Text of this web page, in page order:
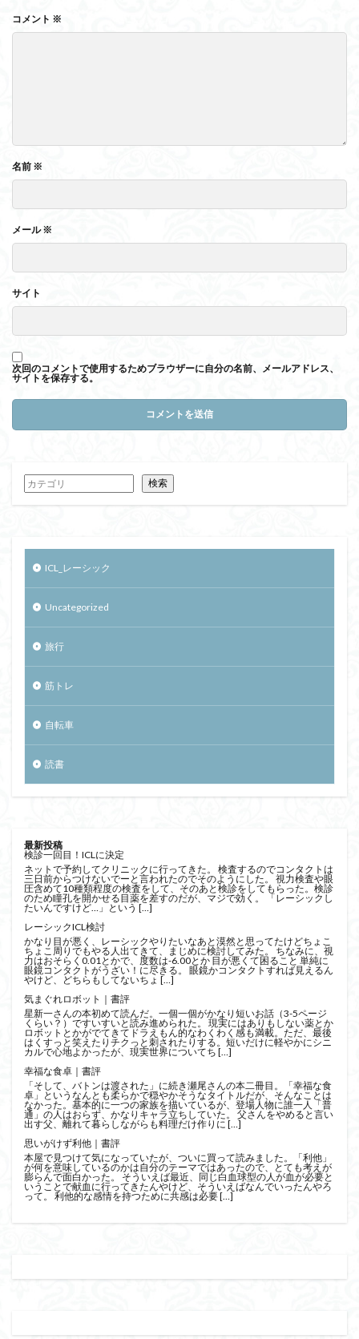
コメント ※
名前 ※
メール※
サイト
次回のコメントで使用するためブラウザーに自分の名前、メールアドレス、
サイトを保存する。
検索
ICL_レーシック
Uncategorized
旅行
筋トレ
自転車
読書
最新投稿
検診一回目！ICLに決定
ネットで予約してクリニックに行ってきた。 検査するのでコンタクトは
三日前からつけないでーと言われたのでそのようにした。 視力検査や眼
圧含めて10種類程度の検査をして、そのあと検診をしてもらった。検診
のため瞳孔を開かせる目薬を差すのだが、マジで効く。 「レーシックし
たいんですけど…」という […]
レーシックICL検討
かなり目が悪く、レーシックやりたいなあと漠然と思ってたけどちょこ
ちょこ周りでもやる人出てきて、まじめに検討してみた。 ちなみに、視
力はおそらく0.01とかで、度数は-6.00とか 目が悪くて困ること 単純に
眼鏡コンタクトがうざい！に尽きる。 眼鏡かコンタクトすれば見えるん
やけど、どちらもしてないちょ […]
気まぐれロボット｜書評
星新一さんの本初めて読んだ。一個一個がかなり短いお話（3-5ページ
くらい？）ですいすいと読み進められた。 現実にはありもしない薬とか
ロボットとかがでてきてドラえもん的なわくわく感も満載。ただ、最後
はくすっと笑えたりチクっと刺されたりする。短いだけに軽やかにシニ
カルで心地よかったが、現実世界についてち […]
幸福な食卓｜書評
「そして、バトンは渡された」に続き瀬尾さんの本二冊目。「幸福な食
卓」というなんとも柔らかで穏やかそうなタイトルだが、そんなことは
なかった。基本的に一つの家族を描いているが、登場人物に誰一人「普
通」の人はおらず、かなりキャラ立ちしていた。 父さんをやめると言い
出す父、離れて暮らしながらも料理だけ作りに […]
思いがけず利他｜書評
本屋で見つけて気になっていたが、ついに買って読みました。「利他」
が何を意味しているのかは自分のテーマではあったので、とても考えが
膨らんで面白かった。 そういえば最近、同じ白血球型の人が血が必要と
いうことで献血に行ってきたんやけど、そういえばなんでいったんやろ
って。 利他的な感情を持つために共感は必要 […]